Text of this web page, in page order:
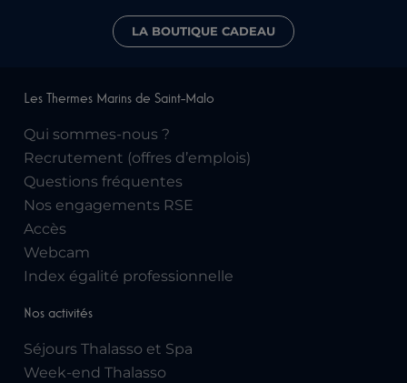
LA BOUTIQUE CADEAU
Les Thermes Marins de Saint-Malo
Qui sommes-nous ?
Recrutement (offres d’emplois)
Questions fréquentes
Nos engagements RSE
Accès
Webcam
Index égalité professionnelle
Nos activités
Séjours Thalasso et Spa
Week-end Thalasso